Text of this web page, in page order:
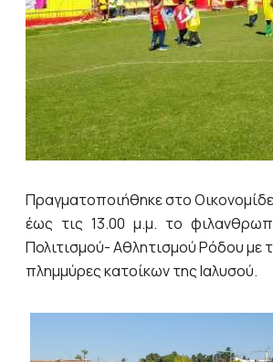
Πραγματοποιήθηκε στο
έως τις 13.00 μ.μ. το
Πολιτισμού- Αθλητισμού Ρόδου με
πλημμύρες κατοίκων της Ιαλυσού.